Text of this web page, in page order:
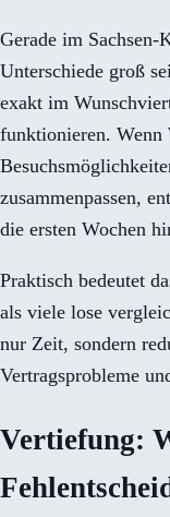
Gerade im
Unterschiede groß
exakt im
funktionieren. Wenn
zusammenpassen,
die ersten Wochen
Praktisch bedeutet
als viele lose
nur Zeit, sondern
Vertragsprobleme
Vertiefung: